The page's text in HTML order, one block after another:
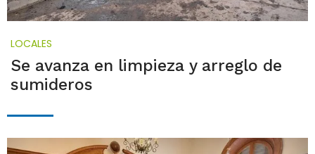
LOCALES
Se avanza en limpieza y arreglo de
sumideros